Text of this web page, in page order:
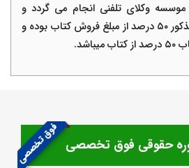
وکلای تلفنی انجام می گردد و
۵ ٠ درصد از مبلغ فروش کتاب بوده و
۵٠ درصد از کتاب میباشد.
فوق تخصصی حقوقی فوق تخصصی